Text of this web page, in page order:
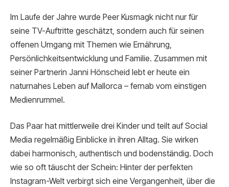
Im Laufe der Jahre wurde Peer Kusmagk nicht nur für
seine TV-Auftritte geschätzt, sondern auch für seinen
offenen Umgang mit Themen wie Ernährung,
Persönlichkeitsentwicklung und Familie. Zusammen mit
seiner Partnerin Janni Hönscheid lebt er heute ein
naturnahes Leben auf Mallorca – fernab vom einstigen
Medienrummel.
Das Paar hat mittlerweile drei Kinder und teilt auf Social
Media regelmäßig Einblicke in ihren Alltag. Sie wirken
dabei harmonisch, authentisch und bodenständig. Doch
wie so oft täuscht der Schein: Hinter der perfekten
Instagram-Welt verbirgt sich eine Vergangenheit, über die